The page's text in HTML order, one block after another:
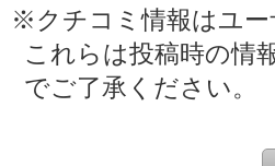
※クチコミ情報はユ
これらは投稿時の情
でご了承ください。